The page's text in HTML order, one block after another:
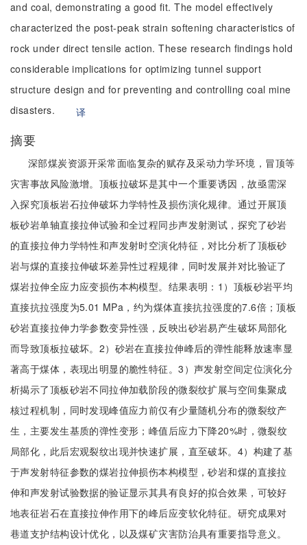
and coal, demonstrating a good fit. The model effectively
characterized the post-peak strain softening characteristics of
rock under direct tensile action. These research findings hold
considerable implications for optimizing tunnel support
structure design and for preventing and controlling coal mine
disasters.
译
摘要
深部煤炭资源开采常面临复杂的赋存及采动力学环境，冒顶等
灾害事故风险激增。顶板拉破坏是其中一个重要诱因，故亟需深
入探究顶板岩石拉伸破坏力学特性及损伤演化规律。通过开展顶
板砂岩单轴直接拉伸试验和全过程同步声发射测试，探究了砂岩
的直接拉伸力学特性和声发射时空演化特征，对比分析了顶板砂
岩与煤的直接拉伸破坏差异性过程规律，同时发展并对比验证了
煤岩拉伸全应力应变损伤本构模型。结果表明：1）顶板砂岩平均
直接抗拉强度为5.01 MPa，约为煤体直接抗拉强度的7.6倍；顶板
砂岩直接拉伸力学参数变异性强，反映出砂岩易产生破坏局部化
而导致顶板拉破坏。2）砂岩在直接拉伸峰后的弹性能释放速率显
著高于煤体，表现出明显的脆性特征。3）声发射空间定位演化分
析揭示了顶板砂岩不同拉伸加载阶段的微裂纹扩展与空间集聚成
核过程机制，同时发现峰值应力前仅有少量随机分布的微裂纹产
生，主要发生基质的弹性变形；峰值后应力下降20%时，微裂纹
局部化，此后宏观裂纹出现并快速扩展，直至破坏。4）构建了基
于声发射特征参数的煤岩拉伸损伤本构模型，砂岩和煤的直接拉
伸和声发射试验数据的验证显示其具有良好的拟合效果，可较好
地表征岩石在直接拉伸作用下的峰后应变软化特征。研究成果对
巷道支护结构设计优化，以及煤矿灾害防治具有重要指导意义。